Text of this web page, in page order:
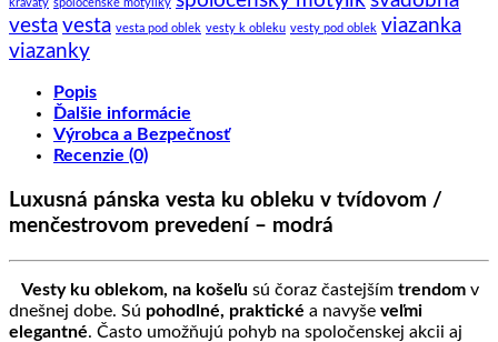
kravaty spoločenské motýliky
vesta vesta vesta pod oblek vesty k obleku vesty pod oblek viazanka
viazanky
Popis
Ďalšie informácie
Výrobca a Bezpečnosť
Recenzie (0)
Luxusná pánska vesta ku obleku v tvídovom /
menčestrovom prevedení – modrá
Vesty ku oblekom, na košeľu sú čoraz častejším trendom v
dnešnej dobe. Sú pohodlné, praktické a navyše veľmi
elegantné. Často umožňujú pohyb na spoločenskej akcii aj